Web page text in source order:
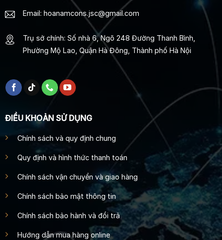
Email: hoanamcons.jsc@gmail.com
Trụ sở chính: Số nhà 6, Ngõ 248 Đường Thanh Bình,
Phường Mộ Lao, Quận Hà Đông, Thành phố Hà Nội
ĐIỀU KHOẢN SỬ DỤNG
Chính sách và quy định chung
Quy định và hình thức thanh toán
Chính sách vận chuyển và giao hàng
Chính sách bảo mật thông tin
Chính sách bảo hành và đổi trả
Hướng dẫn mua hàng online